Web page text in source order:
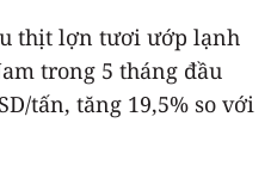
thịt lợn tươi ướp lạnh
trong 5 tháng đầu
tấn, tăng 19,5% so với